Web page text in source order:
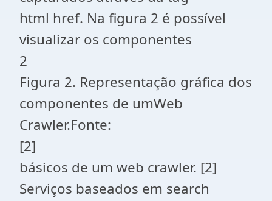
html href. Na figura 2 é possível
visualizar os componentes
2
Figura 2. Representação gráfica dos
componentes de umWeb
Crawler.Fonte:
[2]
básicos de um web crawler. [2]
Serviços baseados em search